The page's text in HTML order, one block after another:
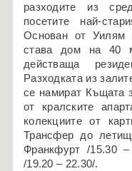
разходите из
посетите най-
Основан от Уилям
става дом на 40
действаща
Разходката из
се намират Къщата
от кралските
колекциите от
Трансфер до
Франкфурт /15.30
/19.20 – 22.30/.